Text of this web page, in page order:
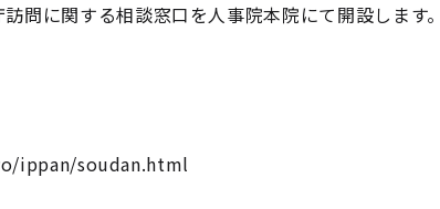
問に関する相談窓口を人事院本院にて開設します
ippan/soudan.html